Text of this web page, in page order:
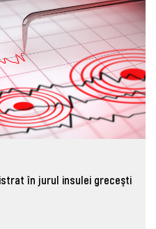
în jurul insulei greceşti